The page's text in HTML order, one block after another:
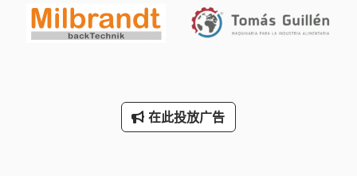
在此投放广告